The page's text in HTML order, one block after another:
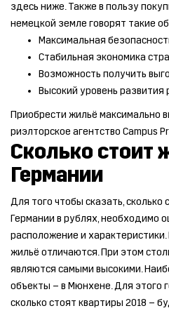
здесь ниже. Также в пользу
немецкой земле говорят такие
Максимальная
Стабильная экономика
Возможность получить
Высокий уровень развития
Приобрести жильё максимально
риэлторское агентство Campus
Сколько стоит
Германии
Для того чтобы сказать, сколько
Германии в рублях, необходимо
расположение и
жильё отличаются. При этом
являются самыми высокими.
объекты – в Мюнхене. Для этого
сколько стоят квартиры 2018 –